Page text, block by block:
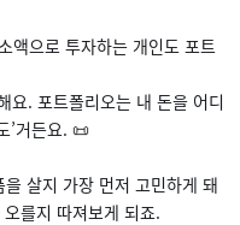
액으로 투자하는 개인도 포트
요. 포트폴리오는 내 돈을 어디
’거든요. 📜
살지 가장 먼저 고민하게 돼
를지 따져보게 되죠.